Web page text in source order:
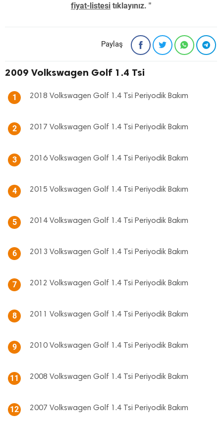
fiyat-listesi tıklayınız. "
Paylaş
2009 Volkswagen Golf 1.4 Tsi
1 2018 Volkswagen Golf 1.4 Tsi Periyodik Bakım
2 2017 Volkswagen Golf 1.4 Tsi Periyodik Bakım
3 2016 Volkswagen Golf 1.4 Tsi Periyodik Bakım
4 2015 Volkswagen Golf 1.4 Tsi Periyodik Bakım
5 2014 Volkswagen Golf 1.4 Tsi Periyodik Bakım
6 2013 Volkswagen Golf 1.4 Tsi Periyodik Bakım
7 2012 Volkswagen Golf 1.4 Tsi Periyodik Bakım
8 2011 Volkswagen Golf 1.4 Tsi Periyodik Bakım
9 2010 Volkswagen Golf 1.4 Tsi Periyodik Bakım
11 2008 Volkswagen Golf 1.4 Tsi Periyodik Bakım
12 2007 Volkswagen Golf 1.4 Tsi Periyodik Bakım